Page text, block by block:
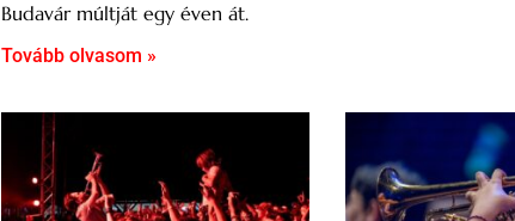
Budavár múltját egy éven át.
Tovább olvasom »